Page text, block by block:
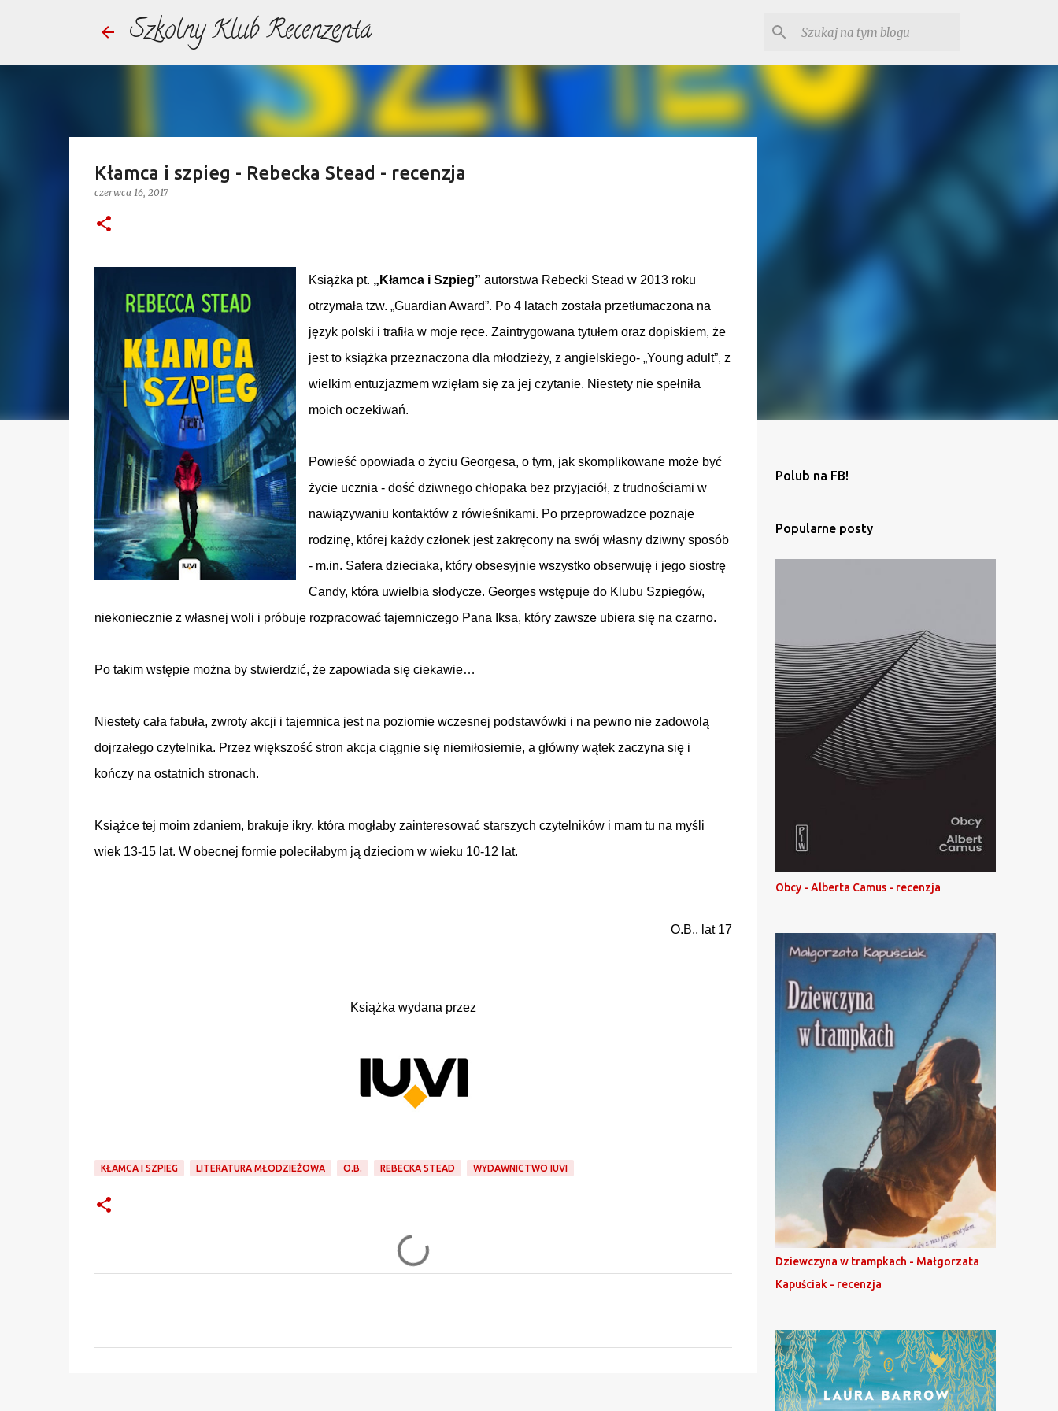
Szkolny Klub Recenzenta
Kłamca i szpieg - Rebecka Stead - recenzja
czerwca 16, 2017
Książka pt. „Kłamca i Szpieg” autorstwa Rebecki Stead w 2013 roku
otrzymała tzw. „Guardian Award”. Po 4 latach została przetłumaczona na
język polski i trafiła w moje ręce. Zaintrygowana tytułem oraz dopiskiem, że
jest to książka przeznaczona dla młodzieży, z angielskiego- „Young adult”, z
wielkim entuzjazmem wzięłam się za jej czytanie. Niestety nie spełniła
moich oczekiwań.
Powieść opowiada o życiu Georgesa, o tym, jak skomplikowane może być
życie ucznia - dość dziwnego chłopaka bez przyjaciół, z trudnościami w
nawiązywaniu kontaktów z rówieśnikami. Po przeprowadzce poznaje
rodzinę, której każdy członek jest zakręcony na swój własny dziwny sposób
- m.in. Safera dzieciaka, który obsesyjnie wszystko obserwuję i jego siostrę
Candy, która uwielbia słodycze. Georges wstępuje do Klubu Szpiegów,
niekoniecznie z własnej woli i próbuje rozpracować tajemniczego Pana Iksa, który zawsze ubiera się na czarno.
Po takim wstępie można by stwierdzić, że zapowiada się ciekawie…
Niestety cała fabuła, zwroty akcji i tajemnica jest na poziomie wczesnej podstawówki i na pewno nie zadowolą
dojrzałego czytelnika. Przez większość stron akcja ciągnie się niemiłosiernie, a główny wątek zaczyna się i
kończy na ostatnich stronach.
Książce tej moim zdaniem, brakujeikry, która mogłaby zainteresować starszych czytelników i mam tu na myśli
wiek 13-15 lat. W obecnej formie poleciłabym ją dzieciom w wieku 10-12 lat.
O.B., lat 17
Książka wydana przez
KŁAMCA I SZPIEG LITERATURA MŁODZIEŻOWA O.B. REBECKA STEAD WYDAWNICTWO IUVI
Polub na FB!
Popularne posty
Obcy - Alberta Camus - recenzja
Dziewczyna w trampkach - Małgorzata
Kapuściak - recenzja